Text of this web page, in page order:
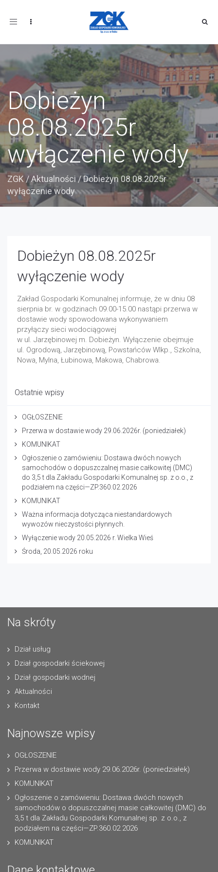
Toggle
Dobieżyn
08.08.2025r
wyłączenie wody
ZGK /Aktualności /Dobieżyn 08.08.2025r
wyłączenie wody
Dobieżyn 08.08.2025r
wyłączenie wody
Zakład Gospodarki Komunalnej informuje, że w dniu 08
sierpnia br. w godzinach 09.00-15.00 nastąpi przerwa w
dostawie wody spowodowana wykonywaniem
przyłączy sieci wodociągowej
w ul. Jarzębinowej m. Dobieżyn. Wyłączenie obejmuje
ul. Ogrodową, Jarzębinową, Powstańców Wlkp., Szkolna,
Nowa, Mylna, Łubinowa, Makowa, Chabrowa.
Ostatnie wpisy
OGŁOSZENIE
Przerwa w dostawie wody 29.06.2026r. (poniedziałek)
KOMUNIKAT
Ogłoszenie o zamówieniu: Dostawa dwóch nowych
samochodów o dopuszczalnej masie całkowitej (DMC)
do 3,5 t dla Zakładu Gospodarki Komunalnej sp. z o.o., z
podziałem na części—ZP.360.02.2026
KOMUNIKAT
Ważna informacja dotycząca niestandardowych
wywozów nieczystości płynnych.
Wyłączenie wody 20.05.2026 r. Wielka Wieś
Środa, 20.05.2026 roku
Na skróty
Dział usług
Dział gospodarki ściekowej
Dział gospodarki wodnej
Aktualności
Kontakt
Najnowsze wpisy
OGŁOSZENIE
Przerwa w dostawie wody 29.06.2026r. (poniedziałek)
KOMUNIKAT
Ogłoszenie o zamówieniu: Dostawa dwóch nowych
samochodów o dopuszczalnej masie całkowitej (DMC) do
3,5 t dla Zakładu Gospodarki Komunalnej sp. z o.o., z
podziałem na części—ZP.360.02.2026
KOMUNIKAT